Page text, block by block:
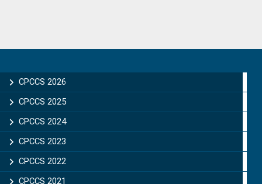
Sidebar
CPCCS 2026
CPCCS 2025
CPCCS 2024
CPCCS 2023
CPCCS 2022
CPCCS 2021